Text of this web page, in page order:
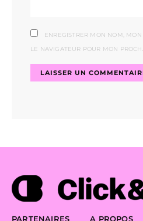
ENREGISTRER MON NOM,
LE NAVIGATEUR POUR MON
PARTENAIRES A PROPOS